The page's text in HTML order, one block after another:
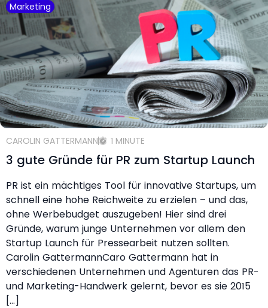
Marketing
CAROLIN GATTERMANN 1 MINUTE
3 gute Gründe für PR zum Startup Launch
PR ist ein mächtiges Tool für innovative Startups, um
schnell eine hohe Reichweite zu erzielen – und das,
ohne Werbebudget auszugeben! Hier sind drei
Gründe, warum junge Unternehmen vor allem den
Startup Launch für Pressearbeit nutzen sollten.
Carolin GattermannCaro Gattermann hat in
verschiedenen Unternehmen und Agenturen das PR-
und Marketing-Handwerk gelernt, bevor es sie 2015
[…]